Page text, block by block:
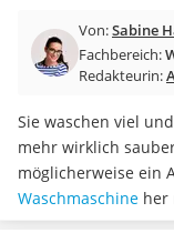
Eierkocher
AEG-Waschmaschine
Handstaubsauger
Milchaufschäumer
Kondenstrockner
Reiskocher
Heißwasserspender
Von:Sabine
Fachbereich:
Redakteurin:
Sie waschen viel
mehr wirklich
möglicherweise ein
Waschmaschine her
empfehlen für